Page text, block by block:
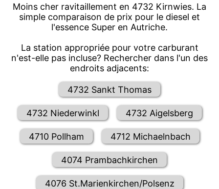
Moins cher ravitaillement en 4732 Kirnwies. La
simple comparaison de prix pour le diesel et
l'essence Super en Autriche.
La station appropriée pour votre carburant
n'est-elle pas incluse? Rechercher dans l'un des
endroits adjacents:
4732 Sankt Thomas
4732 Niederwinkl 4732 Aigelsberg
4710 Pollham 4712 Michaelnbach
4074 Prambachkirchen
4076 St.Marienkirchen/Polsenz